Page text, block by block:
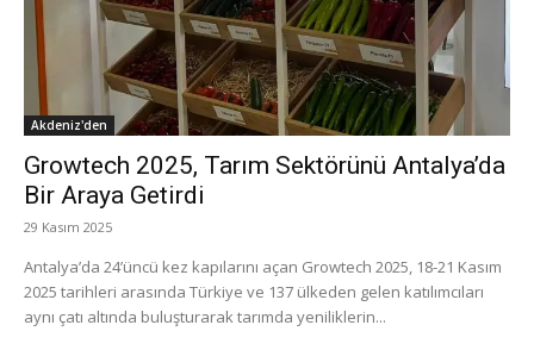
Akdeniz'den
Growtech 2025, Tarım Sektörünü Antalya’da
Bir Araya Getirdi
29 Kasım 2025
Antalya’da 24’üncü kez kapılarını açan Growtech 2025, 18-21 Kasım
2025 tarihleri arasında Türkiye ve 137 ülkeden gelen katılımcıları
aynı çatı altında buluşturarak tarımda yeniliklerin...